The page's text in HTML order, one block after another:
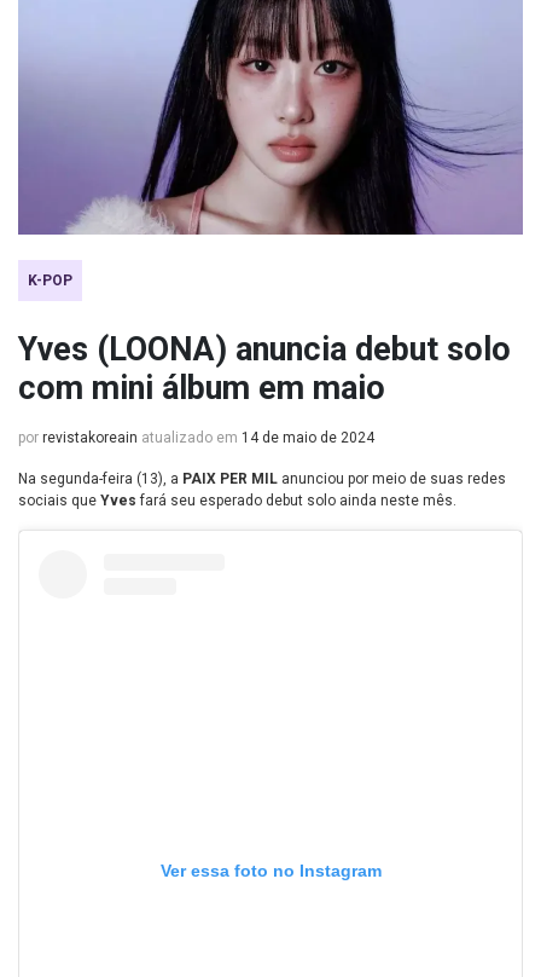
K-POP
Yves (LOONA) anuncia debut solo
com mini álbum em maio
por revistakoreain atualizado em 14 de maio de 2024
Na segunda-feira (13), a PAIX PER MIL anunciou por meio de suas redes
sociais que Yvesfará seu esperado debut solo ainda neste mês.
Ver essa foto no Instagram